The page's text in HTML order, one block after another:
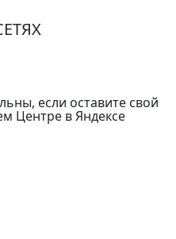
если оставите свой
Центре в Яндексе